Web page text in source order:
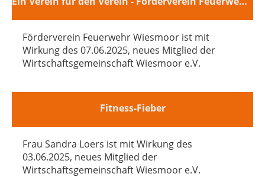
Förderverein Feuerwehr Wiesmoor ist mit
Wirkung des 07.06.2025, neues Mitglied der
Wirtschaftsgemeinschaft Wiesmoor e.V.
Fitness-Fieber
Frau Sandra Loers ist mit Wirkung des
03.06.2025, neues Mitglied der
Wirtschaftsgemeinschaft Wiesmoor e.V.